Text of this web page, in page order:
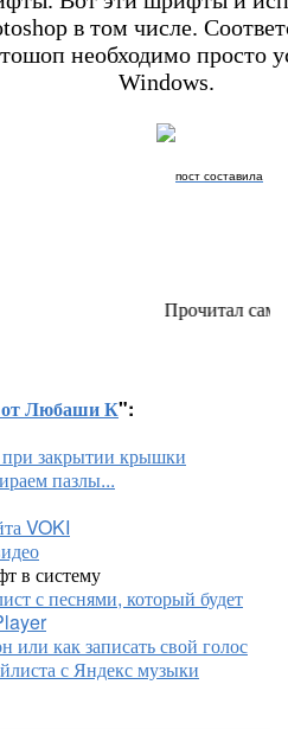
в том числе.
необходимо просто
Windows.
пост составила
Прочитал сам - покажи
Любаши К":
закрытии крышки
пазлы...
VOKI
в систему
с песнями, который будет
как записать свой голос
с Яндекс музыки